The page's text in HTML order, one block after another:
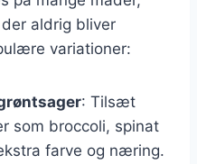
aldrig bliver
variationer:
: Tilsæt
som broccoli, spinat
farve og næring.